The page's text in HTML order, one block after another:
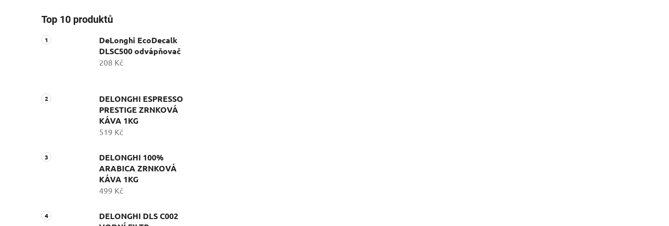
Top 10 produktů
DeLonghi EcoDecalk
DLSC500 odvápňovač
208 Kč
DELONGHI ESPRESSO
PRESTIGE ZRNKOVÁ
KÁVA 1KG
519 Kč
DELONGHI 100%
ARABICA ZRNKOVÁ
KÁVA 1KG
499 Kč
DELONGHI DLS C002